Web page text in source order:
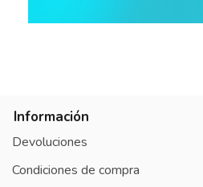
Información
Devoluciones
Condiciones de compra